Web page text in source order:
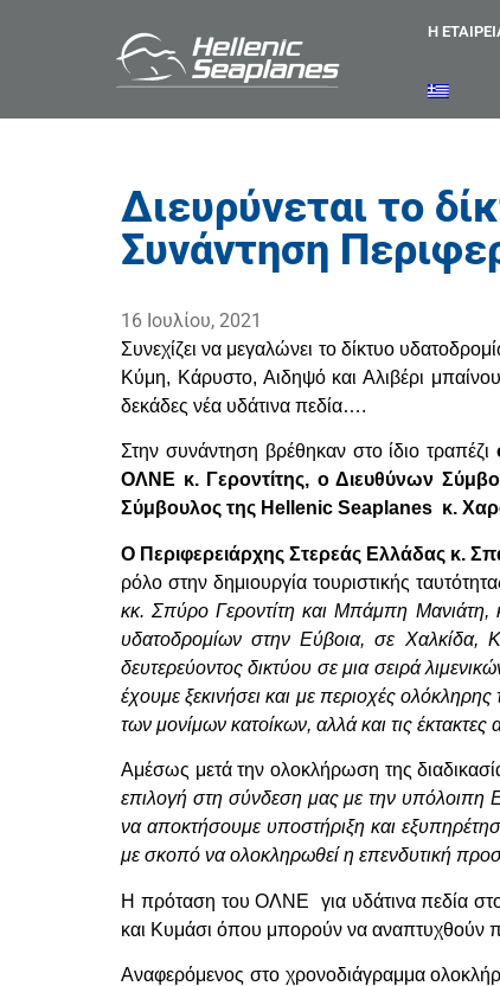
Η
Διευρύνεται το
Συνάντηση
16 Ιουλίου, 2021
Συνεχίζει να μεγαλώνει το δίκτυο
Κύμη, Κάρυστο, Αιδηψό και Αλιβέρι
δεκάδες νέα υδάτινα πεδία….
Στην συνάντηση βρέθηκαν στο ίδιο τραπέζι
ΟΛΝΕ κ. Γεροντίτης, ο Διευθύνων
Σύμβουλος της Hellenic Seaplanes κ.
Ο Περιφερειάρχης Στερεάς Ελλάδας κ.
ρόλο στην δημιουργία τουριστικής
κκ. Σπύρο Γεροντίτη και Μπάμπη Μανιάτη,
υδατοδρομίων στην Εύβοια, σε Χαλκίδα,
δευτερεύοντος δικτύου σε μια σειρά
έχουμε ξεκινήσει και με περιοχές
των μονίμων κατοίκων, αλλά και τις έκτακτες
Αμέσως μετά την ολοκλήρωση της
επιλογή στη σύνδεση μας με την υπόλοιπη
να αποκτήσουμε υποστήριξη και
με σκοπό να ολοκληρωθεί η επενδυτική
Η πρόταση του ΟΛΝΕ για υδάτινα πεδία στο
και Κυμάσι όπου μπορούν να αναπτυχθούν
Αναφερόμενος στο χρονοδιάγραμμα